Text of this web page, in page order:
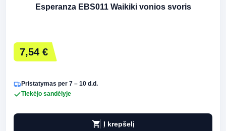
Esperanza EBS011 Waikiki vonios svoris
7,54 €
Pristatymas per 7 – 10 d.d.
Tiekėjo sandėlyje
shopping_cart Į krepšelį